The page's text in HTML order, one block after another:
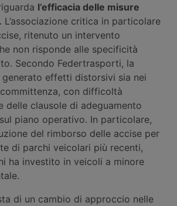
l’efficacia delle misure
L’associazione critica in particolare
ritenuto un intervento
non risponde alle specificità
Secondo Federtrasporti, la
generato effetti distorsivi sia nei
con difficoltà
delle clausole di adeguamento
piano operativo. In particolare,
del rimborso delle accise per
di parchi veicolari più recenti,
ha investito in veicoli a minore
di un cambio di approccio nelle